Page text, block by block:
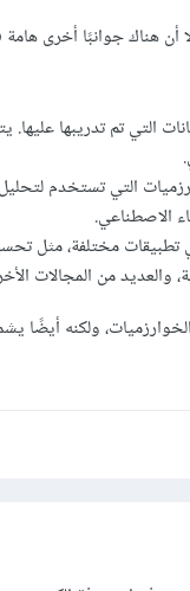
أن هناك جوانبًا أخرى
التي تم تدريبها
التي تستخدم لتحليل
الاصطناعي.
تطبيقات مختلفة، مثل
والعديد من المجالات
ولكنه أيضًا